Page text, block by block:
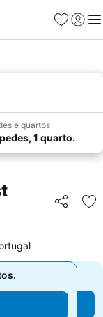
Favoritos
Iniciar
e quartos
1 quarto.
Partilhar